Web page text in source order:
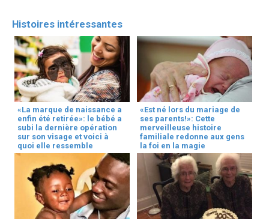
Histoires intéressantes
«La marque de naissance a
enfin été retirée»: le bébé a
subi la dernière opération
sur son visage et voici à
quoi elle ressemble
«Est né lors du mariage de
ses parents!»: Cette
merveilleuse histoire
familiale redonne aux gens
la foi en la magie